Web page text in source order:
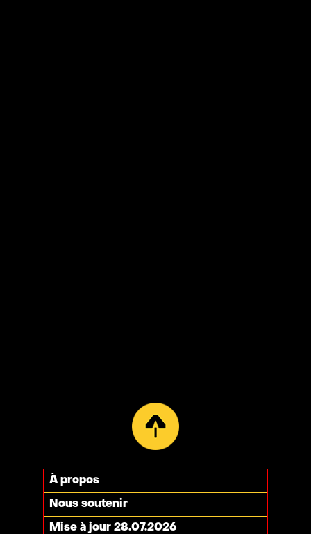
À propos
Nous soutenir
Mise à jour 28.07.2026